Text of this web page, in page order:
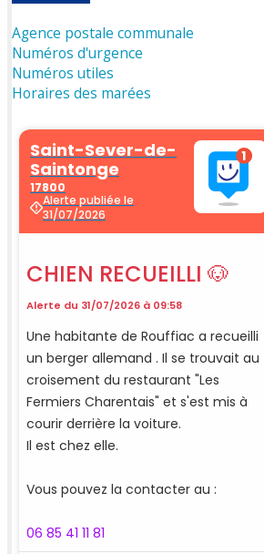
Agence postale communale
Numéros d'urgence
Numéros utiles
Horaires des marées